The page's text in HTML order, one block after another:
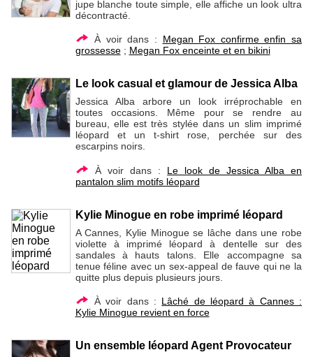
jupe blanche toute simple, elle affiche un look ultra
décontracté.
À voir dans : Megan Fox confirme enfin sa
grossesse; Megan Fox enceinte et en bikini
Le look casual et glamour de Jessica Alba
Jessica Alba arbore un look irréprochable en
toutes occasions. Même pour se rendre au
bureau, elle est très stylée dans un slim imprimé
léopard et un t-shirt rose, perchée sur des
escarpins noirs.
À voir dans : Le look de Jessica Alba en
pantalon slim motifs léopard
Kylie Minogue en robe imprimé léopard
A Cannes, Kylie Minogue se lâche dans une robe
violette à imprimé léopard à dentelle sur des
sandales à hauts talons. Elle accompagne sa
tenue féline avec un sex-appeal de fauve qui ne la
quitte plus depuis plusieurs jours.
À voir dans : Lâché de léopard à Cannes :
Kylie Minogue revient en force
Un ensemble léopard Agent Provocateur